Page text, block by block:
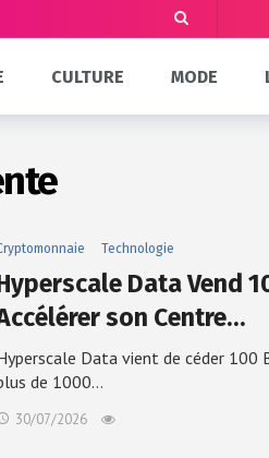
CULTURE MODE
Technologie
Data Vend
son Centre…
Data vient de céder
de 1000…
30/07/2026